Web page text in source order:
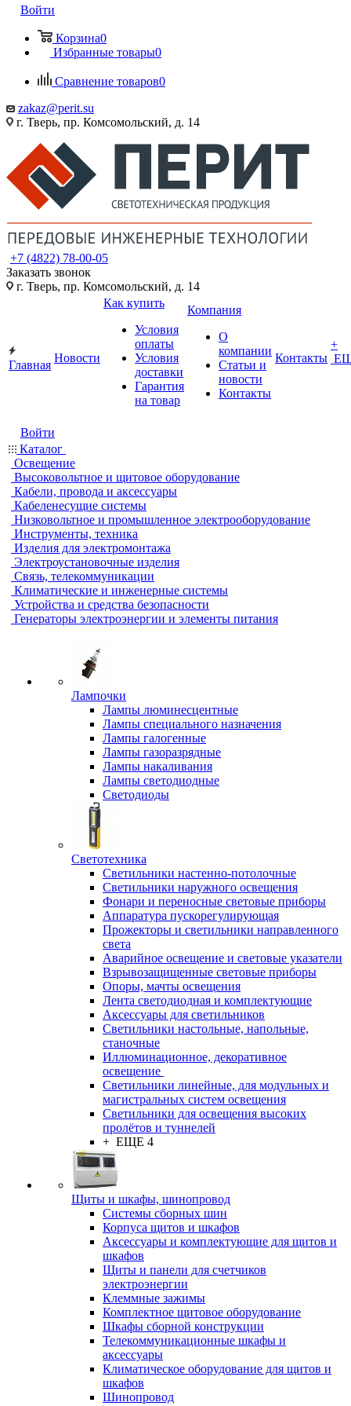
Войти
Корзина0
Избранные товары0
Сравнение товаров0
zakaz@perit.su
г. Тверь, пр. Комсомольский, д. 14
+7 (4822) 78-00-05
Заказать звонок
г. Тверь, пр. Комсомольский, д. 14
Главная
Новости
Как купить
Условия
оплаты
Условия
доставки
Гарантия
на товар
Компания
О
компании
Статьи и
новости
Контакты
Контакты
+
Войти
Каталог
Освещение
Высоковольтное и щитовое оборудование
Кабели, провода и аксессуары
Кабеленесущие системы
Низковольтное и промышленное электрооборудование
Инструменты, техника
Изделия для электромонтажа
Электроустановочные изделия
Связь, телекоммуникации
Климатические и инженерные системы
Устройства и средства безопасности
Генераторы электроэнергии и элементы питания
Лампочки
Лампы люминесцентные
Лампы специального назначения
Лампы галогенные
Лампы газоразрядные
Лампы накаливания
Лампы светодиодные
Светодиоды
Светотехника
Светильники настенно-потолочные
Светильники наружного освещения
Фонари и переносные световые приборы
Аппаратура пускорегулирующая
Прожекторы и светильники направленного
света
Аварийное освещение и световые указатели
Взрывозащищенные световые приборы
Опоры, мачты освещения
Лента светодиодная и комплектующие
Аксессуары для светильников
Светильники настольные, напольные,
станочные
Иллюминационное, декоративное
освещение
Светильники линейные, для модульных и
магистральных систем освещения
Светильники для освещения высоких
пролётов и туннелей
+ ЕЩЕ 4
Щиты и шкафы, шинопровод
Системы сборных шин
Корпуса щитов и шкафов
Аксессуары и комплектующие для щитов и
шкафов
Щиты и панели для счетчиков
электроэнергии
Клеммные зажимы
Комплектное щитовое оборудование
Шкафы сборной конструкции
Телекоммуникационные шкафы и
аксессуары
Климатическое оборудование для щитов и
шкафов
Шинопровод